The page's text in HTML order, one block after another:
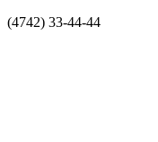
(4742) 33-44-44